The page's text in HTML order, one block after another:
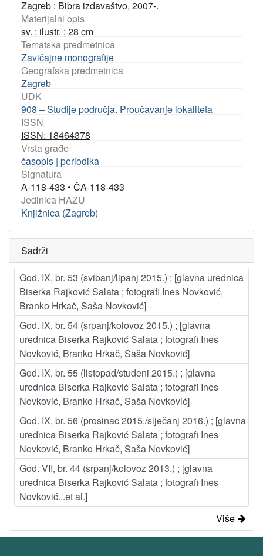
Zagreb : Bibra izdavaštvo, 2007-.
Materijalni opis
sv. : ilustr. ; 28 cm
Tematska predmetnica
Zavičajne monografije
Geografska predmetnica
Zagreb
UDK
908 – Studije područja. Proučavanje lokaliteta
ISSN
ISSN: 18464378
Vrsta građe
časopis | periodika
Signatura
A-118-433 • ČA-118-433
Jedinica HAZU
Knjižnica (Zagreb)
Sadrži
God. IX, br. 53 (svibanj/lipanj 2015.) ; [glavna urednica
Biserka Rajković Salata ; fotografi Ines Novković,
Branko Hrkač, Saša Novković]
God. IX, br. 54 (srpanj/kolovoz 2015.) ; [glavna
urednica Biserka Rajković Salata ; fotografi Ines
Novković, Branko Hrkač, Saša Novković]
God. IX, br. 55 (listopad/studeni 2015.) ; [glavna
urednica Biserka Rajković Salata ; fotografi Ines
Novković, Branko Hrkač, Saša Novković]
God. IX, br. 56 (prosinac 2015./siječanj 2016.) ; [glavna
urednica Biserka Rajković Salata ; fotografi Ines
Novković, Branko Hrkač, Saša Novković]
God. VII, br. 44 (srpanj/kolovoz 2013.) ; [glavna
urednica Biserka Rajković Salata ; fotografi Ines
Novković...et al.]
Više